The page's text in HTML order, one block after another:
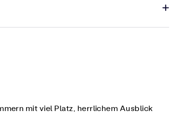
mit viel Platz, herrlichem Ausblick